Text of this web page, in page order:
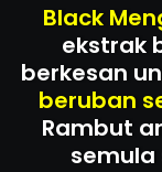
Black
ekstrak
berkesan
beruban
Rambut
semula